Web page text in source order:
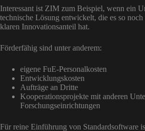
Interessant ist ZIM zum Beispiel, wenn ein
technische Lösung entwickelt, die es so
klaren Innovationsanteil hat.
Förderfähig sind unter anderem:
eigene FuE-Personalkosten
Entwicklungskosten
Aufträge an Dritte
Kooperationsprojekte mit anderen
Forschungseinrichtungen
Für reine Einführung von Standardsoftware